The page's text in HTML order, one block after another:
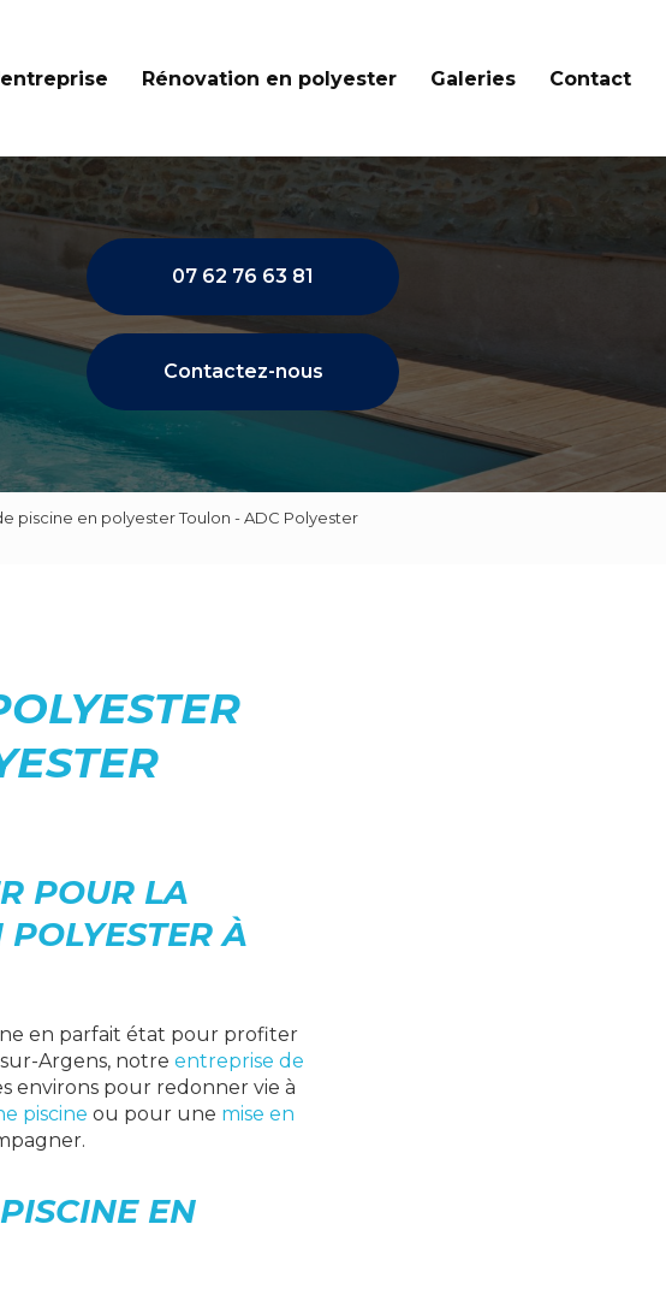
Rénovation en polyester Galeries Contact
07 62 76 63 81
Contactez-nous
piscine en polyester Toulon - ADC Polyester
POUR LA
À
en parfait état pour profiter
Argens, notre entreprise de
environs pour redonner vie à
piscine ou pour une mise en
EN